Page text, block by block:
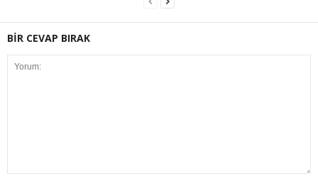
BİR CEVAP BIRAK